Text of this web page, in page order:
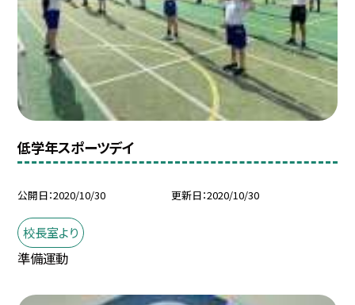
低学年スポーツデイ
公開日 2020/10/30 更新日 2020/10/30
校長室より
準備運動